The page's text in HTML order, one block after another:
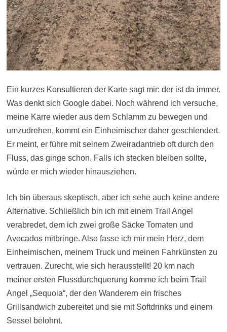
Ein kurzes Konsultieren der Karte sagt mir: der ist da immer.
Was denkt sich Google dabei. Noch während ich versuche,
meine Karre wieder aus dem Schlamm zu bewegen und
umzudrehen, kommt ein Einheimischer daher geschlendert.
Er meint, er führe mit seinem Zweiradantrieb oft durch den
Fluss, das ginge schon. Falls ich stecken bleiben sollte,
würde er mich wieder hinausziehen.
Ich bin überaus skeptisch, aber ich sehe auch keine andere
Alternative. Schließlich bin ich mit einem Trail Angel
verabredet, dem ich zwei große Säcke Tomaten und
Avocados mitbringe. Also fasse ich mir mein Herz, dem
Einheimischen, meinem Truck und meinen Fahrkünsten zu
vertrauen. Zurecht, wie sich herausstellt! 20 km nach
meiner ersten Flussdurchquerung komme ich beim Trail
Angel „Sequoia“, der den Wanderern ein frisches
Grillsandwich zubereitet und sie mit Softdrinks und einem
Sessel belohnt.